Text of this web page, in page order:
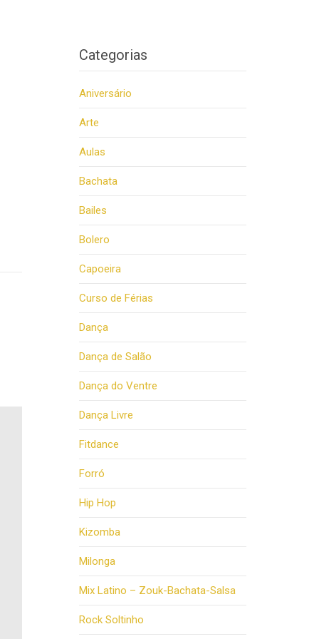
Categorias
Aniversário
Arte
Aulas
Bachata
Bailes
Bolero
Capoeira
Curso de Férias
Dança
Dança de Salão
Dança do Ventre
Dança Livre
Fitdance
Forró
Hip Hop
Kizomba
Milonga
Mix Latino – Zouk-Bachata-Salsa
Rock Soltinho